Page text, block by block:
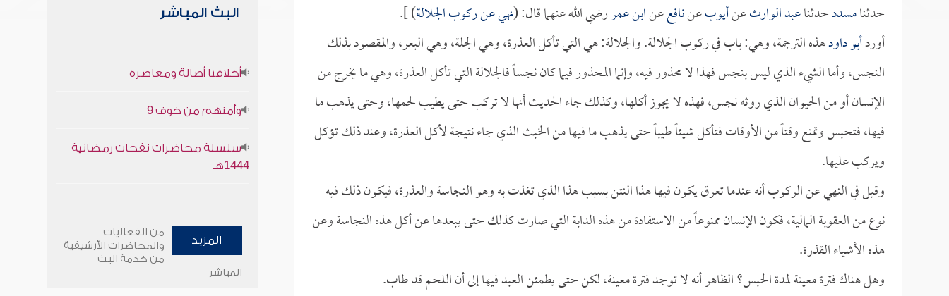
حدثنامسددحدثناعبد الوارثعنأيوبعننافععنابن عمررضي الله عنهما قال: (نهي عن ركوب الجلالة) ].
أوردأبو داودهذه الترجمة، وهي: باب في ركوب الجلالة. والجلالة: هي التي تأكل العذرة، وهي الجلة، وهي البعر، والمقصود بذلك
النجس، وأما الشيء الذي ليس بنجس فهذا لا محذور فيه، وإنما المحذور فيما كان نجساً فالجلالة التي تأكل العذرة، وهي ما يخرج من
الإنسان أو من الحيوان الذي روثه نجس، فهذه لا يجوز أكلها، وكذلك جاء الحديث أنها لا تركب حتى يطيب لحمها، وحتى يذهب ما
فيها، فتحبس وتمنع وقتاً من الأوقات فتأكل شيئاً طيباً حتى يذهب ما فيها من الخبث الذي جاء نتيجة لأكل العذرة، وعند ذلك تؤكل
ويركب عليها.
وقيل في النهي عن الركوب أنه عندما تعرق يكون فيها هذا النتن بسبب هذا الذي تغذت به وهو النجاسة والعذرة، فيكون ذلك فيه
نوع من العقوبة المالية، فكون الإنسان ممنوعاً من الاستفادة من هذه الدابة التي صارت كذلك حتى يبعدها عن أكل هذه النجاسة وعن
هذه الأشياء القذرة.
وهل هناك فترة معينة لمدة الحبس؟ الظاهر أنه لا توجد فترة معينة، لكن حتى يطمئن العبد فيها إلى أن اللحم قد طاب.
البث المباشر
أخلاقنا أصالة ومعاصرة
وأمنهم من خوف 9
سلسلة محاضرات نفحات رمضانية
1444هـ
المزيد
من الفعاليات
والمحاضرات الأرشيفية
من خدمة البث
المباشر